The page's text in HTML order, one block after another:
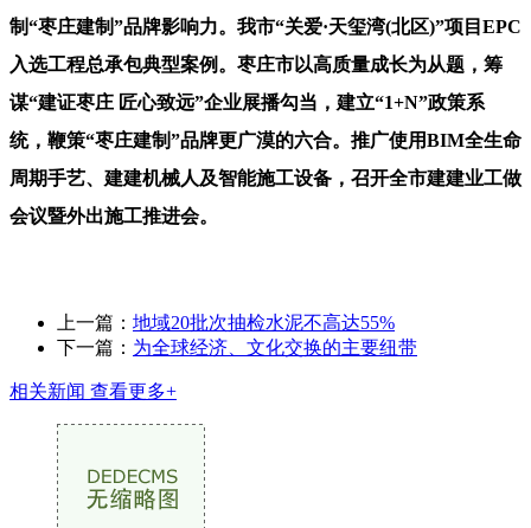
制“枣庄建制”品牌影响力。我市“关爱·天玺湾(北区)”项目EPC
入选工程总承包典型案例。枣庄市以高质量成长为从题，筹
谋“建证枣庄 匠心致远”企业展播勾当，建立“1+N”政策系
统，鞭策“枣庄建制”品牌更广漠的六合。推广使用BIM全生命
周期手艺、建建机械人及智能施工设备，召开全市建建业工做
会议暨外出施工推进会。
上一篇： 地域20批次抽检水泥不高达55%
下一篇： 为全球经济、文化交换的主要纽带
相关新闻 查看更多+